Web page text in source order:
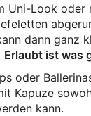
Uni-Look oder
dann ganz
Erlaubt ist was
oder
Kapuze
kann.